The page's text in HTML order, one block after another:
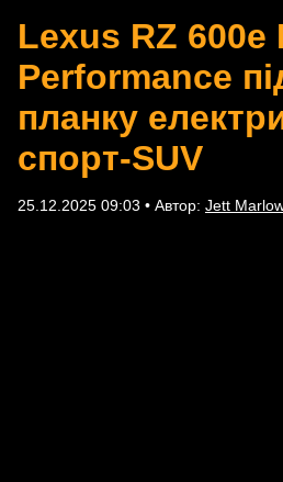
Lexus RZ 600e
Performance
планку
спорт-SUV
25.12.2025 09:03 • Автор: Jett